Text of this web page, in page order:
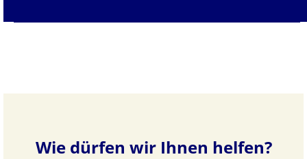
Wie dürfen wir Ihnen helfen?